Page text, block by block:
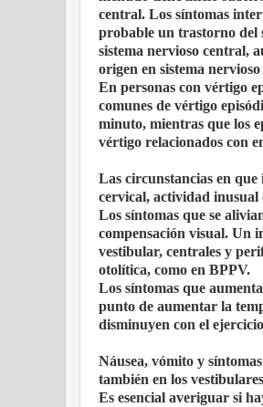
central. Los síntomas
probable un trastorno del
sistema nervioso central,
origen en sistema
En personas con vértigo
comunes de vértigo
minuto, mientras que los
vértigo relacionados con
Las circunstancias en
cervical, actividad inusual
Los síntomas que se
compensación visual. Un
vestibular, centrales y
otolítica, como en BPPV.
Los síntomas que
punto de aumentar la
disminuyen con el
Náusea, vómito y
también en los
Es esencial averiguar si